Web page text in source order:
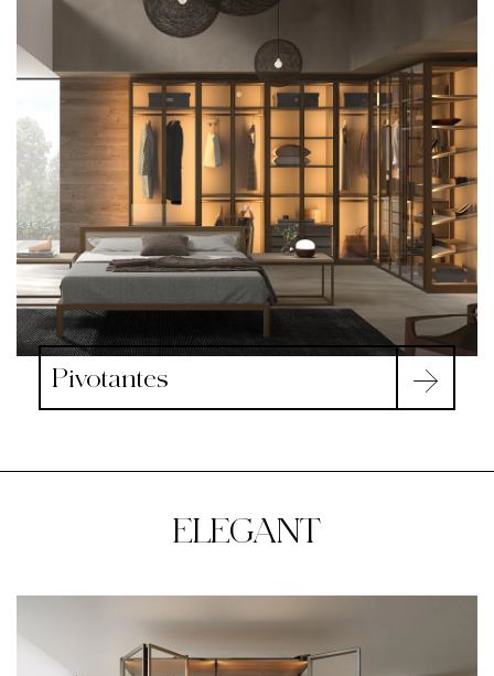
Pivotantes
ELEGANT